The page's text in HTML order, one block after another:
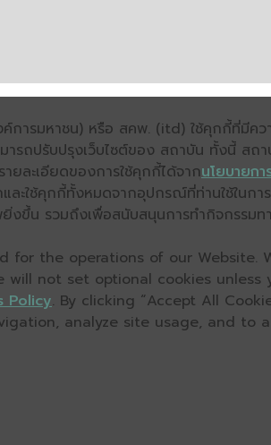
การมหาชน) หรือ สคพ. (itd) ใช้คุกกี้ที่มีค
ารถปรับปรุงเว็บไซต์ของ สถาบัน ทั้งนี้ สถ
ยละเอียดของการใช้คุกกี้ได้จากนโยบายกา
ใช้คุกกี้ทั้งหมดจากอุปกรณ์ที่ท่านใช้ในการ
พยิ่งขึ้น รวมถึงเพื่อสนับสนุนการทำกิจกรรม
for the operations of our
will not set optional cookies unless
Policy. By clicking “Accept All
analyze site usage, and to